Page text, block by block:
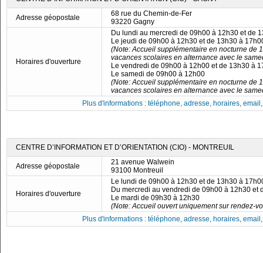
Adresse géopostale
68 rue du Chemin-de-Fer
93220 Gagny
Horaires d'ouverture
Du lundi au mercredi de 09h00 à 12h30 et de
Le jeudi de 09h00 à 12h30 et de 13h30 à
(Note: Accueil supplémentaire en nocturne de
vacances scolaires en alternance avec le
Le vendredi de 09h00 à 12h00 et de 13h30 à
Le samedi de 09h00 à 12h00
(Note: Accueil supplémentaire en nocturne de
vacances scolaires en alternance avec le
Plus d'informations : téléphone, adresse, horaires,
CENTRE D’INFORMATION ET D’ORIENTATION (CIO) - MONTREUIL
Adresse géopostale
21 avenue Walwein
93100 Montreuil
Horaires d'ouverture
Le lundi de 09h00 à 12h30 et de 13h30 à
Du mercredi au vendredi de 09h00 à 12h30 et
Le mardi de 09h30 à 12h30
(Note: Accueil ouvert uniquement sur rendez-
Plus d'informations : téléphone, adresse, horaires,